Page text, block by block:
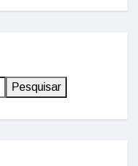
Pesquisar